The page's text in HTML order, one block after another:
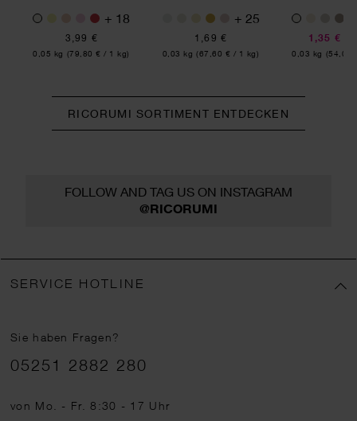
+ 18
3,99 €
Inhalt:
0,05 kg (79,80 € / 1 kg)
+ 25
1,69 €
Inhalt:
0,03 kg (67,60 € / 1 kg)
1,35 €
Inhalt:
0,03 kg (54,00
RICORUMI SORTIMENT ENTDECKEN
FOLLOW AND TAG US ON INSTAGRAM
@RICORUMI
SERVICE HOTLINE
Sie haben Fragen?
Telefonnummer
05251 2882 280
von Mo. - Fr. 8:30 - 17 Uhr